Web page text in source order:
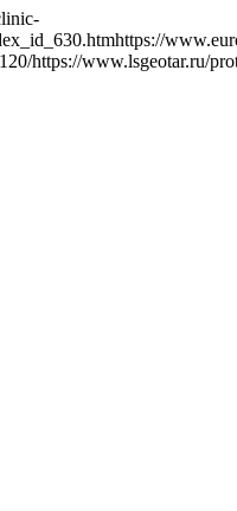
https://www.lsgeotar.ru/